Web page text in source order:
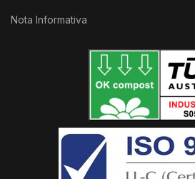
Nota Informativa